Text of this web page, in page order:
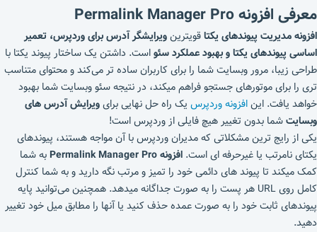
معرفی افزونه Permalink Manager Pro
افزونه مدیریت پیوندهای یکتاقویترینویرایشگر آدرس برای وردپرس، تعمیر
اساسی پیوندهای یکتا و بهبود عملکرد سئواست. داشتن یک ساختار پیوند یکتا با
طراحی زیبا، مرور وبسایت شما را برای کاربران ساده تر می‌کند و محتوای متناسب
تری را برای موتورهای جستجو فراهم میکند، در نتیجه سئو وبسایت شما بهبود
خواهد یافت. اینافزونه وردپرس یک راه حل نهایی برایویرایش آدرس های
وبسایتشما بدون تغییر هیچ فایلی از وردپرس است!
یکی از رایج ترین مشکلاتی که مدیران وردپرس با آن مواجه هستند، پیوندهای
یکتای نامرتب یا غیرحرفه ای است. افزونه Permalink Manager Pro
به شما
کمک میکند تا پیوند های دائمی خود را تمیز و مرتب نگه دارید و به شما کنترل
کامل روی URL هر پست را به صورت جداگانه میدهد. همچنین می‌توانید پایه
پیوندهای ثابت خود را به صورت عمده حذف کنید یا آنها را مطابق میل خود تغییر
دهید.